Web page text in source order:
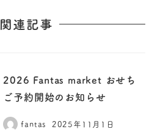
関連記事
2026 Fantas market おせち
ご予約開始のお知らせ
fantas 2025年11月1日